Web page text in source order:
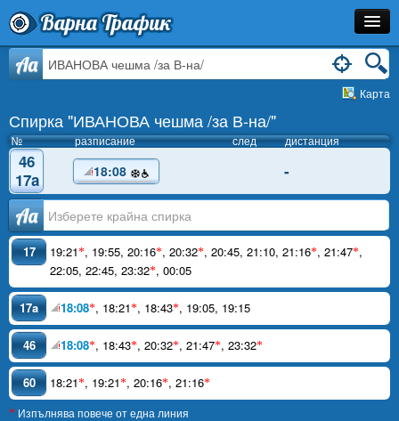
Варна Трафик
Спирка
Разписание
Как Да Стигна?
Инфо
Aa
Карта
Спирка "ИВАНОВА чешма /за В-на/"
№ разписание след дистанция
46
17a
18:08 -
Аа
17 19:21*, 19:55, 20:16*, 20:32*, 20:45, 21:10, 21:16*, 21:47*,
22:05, 22:45, 23:32*, 00:05
17a 18:08*, 18:21*, 18:43*, 19:05, 19:15
46 18:08*, 18:43*, 20:32*, 21:47*, 23:32*
60 18:21*, 19:21*, 20:16*, 21:16*
* Изпълнява повече от една линия